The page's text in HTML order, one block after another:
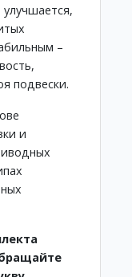
–
подвески.
и